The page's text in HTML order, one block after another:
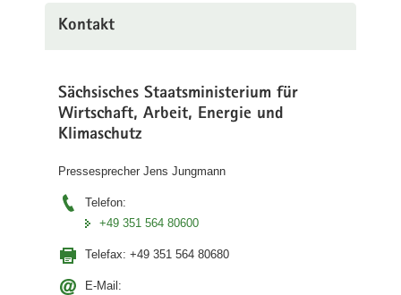
Kontakt
Sächsisches Staatsministerium für
Wirtschaft, Arbeit, Energie und
Klimaschutz
Pressesprecher Jens Jungmann
Telefon:
+49 351 564 80600
Telefax: +49 351 564 80680
E-Mail: